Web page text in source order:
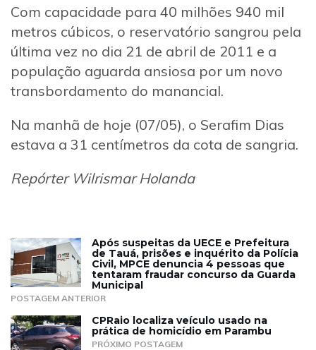
Com capacidade para 40 milhões 940 mil
metros cúbicos, o reservatório sangrou pela
última vez no dia 21 de abril de 2011 e a
população aguarda ansiosa por um novo
transbordamento do manancial.
Na manhã de hoje (07/05), o Serafim Dias
estava a 31 centímetros da cota de sangria.
Repórter Wilrismar Holanda
Após suspeitas da UECE e Prefeitura
de Tauá, prisões e inquérito da Polícia
Civil, MPCE denuncia 4 pessoas que
tentaram fraudar concurso da Guarda
Municipal
POSTAGEM ANTERIOR
CPRaio localiza veículo usado na
prática de homicídio em Parambu
PRÓXIMO POSTAGEM